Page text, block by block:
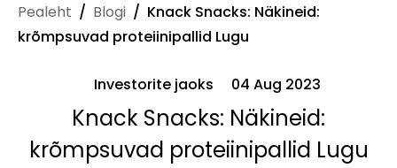
Pealeht
Nõuete loovutamise
tingimused
Pealeht / Blogi / Knack Snacks: Näkineid:
krõmpsuvad proteiinipallid Lugu
Investorite jaoks 04 Aug 2023
Knack Snacks: Näkineid:
krõmpsuvad proteiinipallid Lugu